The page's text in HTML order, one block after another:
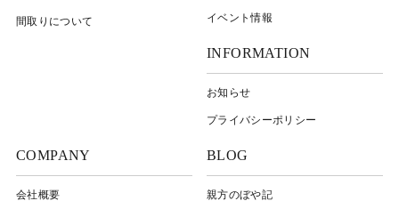
間取りについて イベント情報
INFORMATION
お知らせ
プライバシーポリシー
COMPANY
会社概要
BLOG
親方のぼや記